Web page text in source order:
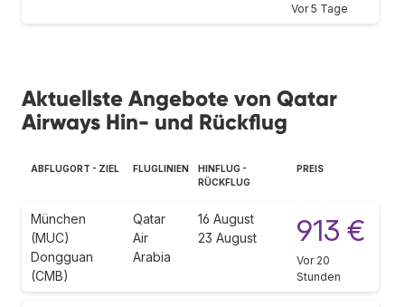
Vor 5 Tage
Aktuellste Angebote von Qatar
Airways Hin- und Rückflug
ABFLUGORT - ZIEL FLUGLINIEN
HINFLUG -
RÜCKFLUG
PREIS
München
(MUC)
Dongguan
(CMB)
Qatar
Air
Arabia
16 August
23 August
913 €
Vor 20
Stunden